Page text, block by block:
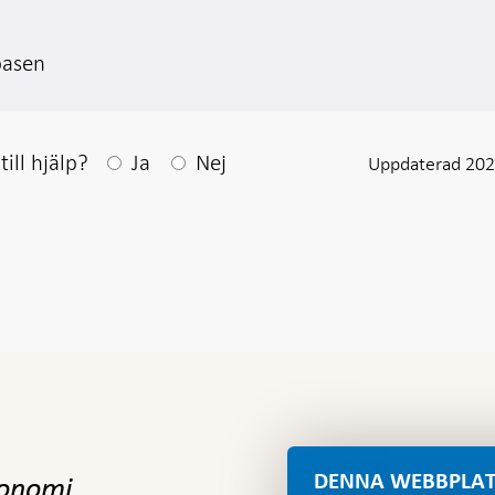
hjälp? Efter ditt svar visas en kommentarsruta
Ja Nej Uppdaterad
DENNA